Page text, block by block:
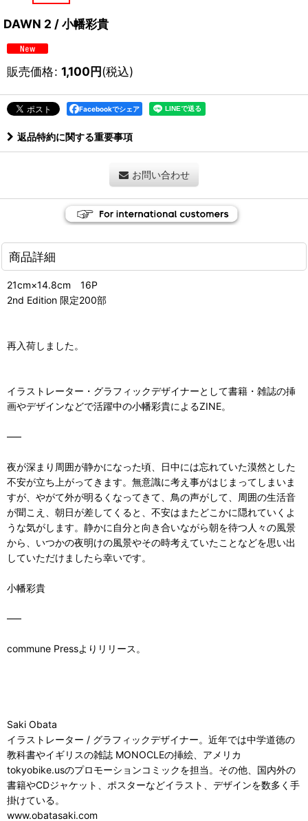
DAWN 2 / 小幡彩貴
販売価格: 1,100円(税込)
Facebookでシェア
返品特約に関する重要事項
お問い合わせ
商品詳細
21cm×14.8cm 16P
2nd Edition 限定200部
再入荷しました。
イラストレーター・グラフィックデザイナーとして書籍・雑誌の挿
画やデザインなどで活躍中の小幡彩貴によるZINE。
—–
夜が深まり周囲が静かになった頃、日中には忘れていた漠然とした
不安が立ち上がってきます。無意識に考え事がはじまってしまいま
すが、やがて外が明るくなってきて、鳥の声がして、周囲の生活音
が聞こえ、朝日が差してくると、不安はまたどこかに隠れていくよ
うな気がします。静かに自分と向き合いながら朝を待つ人々の風景
から、いつかの夜明けの風景やその時考えていたことなどを思い出
していただけましたら幸いです。
小幡彩貴
—–
commune Pressよりリリース。
Saki Obata
イラストレーター / グラフィックデザイナー。近年では中学道徳の
教科書やイギリスの雑誌 MONOCLEの挿絵、アメリカ
tokyobike.usのプロモーションコミックを担当。その他、国内外の
書籍やCDジャケット、ポスターなどイラスト、デザインを数多く手
掛けている。
www.obatasaki.com